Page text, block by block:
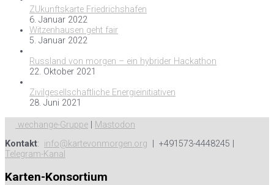
ZUkunftskarte Friedrichshafen
6. Januar 2022
Witzenhausen geht fair
5. Januar 2022
Russland von morgen – ein hybrider Hackathon
22. Oktober 2021
Zivilgesellschaftliche Energieinitiativen
28. Juni 2021
wechange-Gruppe
Mastodon
Kontakt: info@kartevonmorgen.org | +491573-4448245 |
Telegram-Kanal
Karten-Konsortium